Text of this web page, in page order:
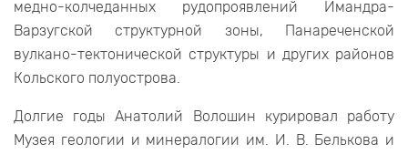
медно-колчеданных рудопроявлений Имандра-
Варзугской структурной зоны, Панареченской
вулкано-тектонической структуры и других районов
Кольского полуострова.
Долгие годы Анатолий Волошин курировал работу
Музея геологии и минералогии им. И. В. Белькова и